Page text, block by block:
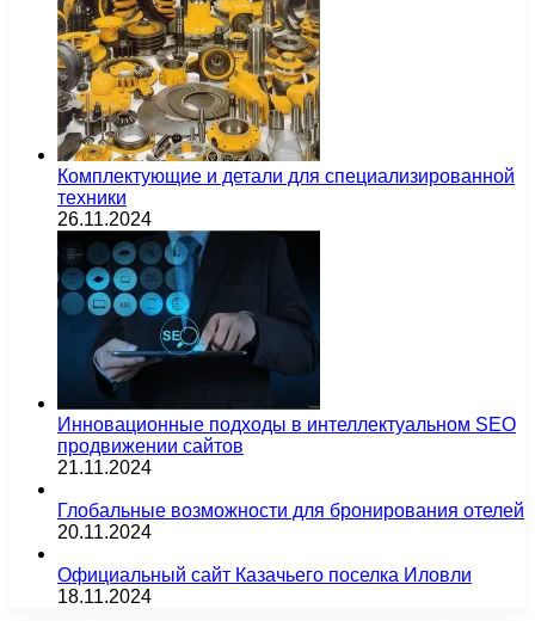
Комплектующие и детали для специализированной
техники
26.11.2024
Инновационные подходы в интеллектуальном SEO
продвижении сайтов
21.11.2024
Глобальные возможности для бронирования отелей
20.11.2024
Официальный сайт Казачьего поселка Иловли
18.11.2024